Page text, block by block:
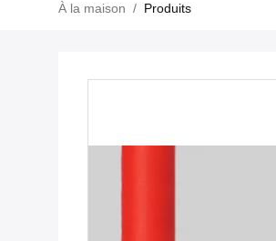
À la maison / Produits